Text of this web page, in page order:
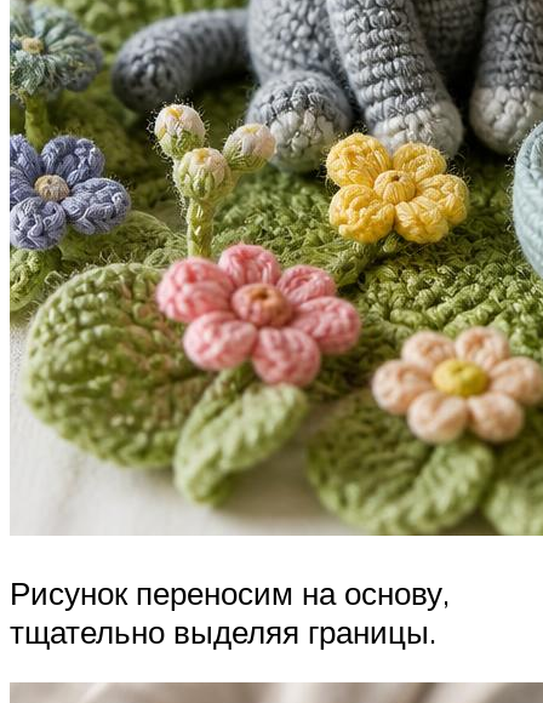
Рисунок переносим на основу,
тщательно выделяя границы.